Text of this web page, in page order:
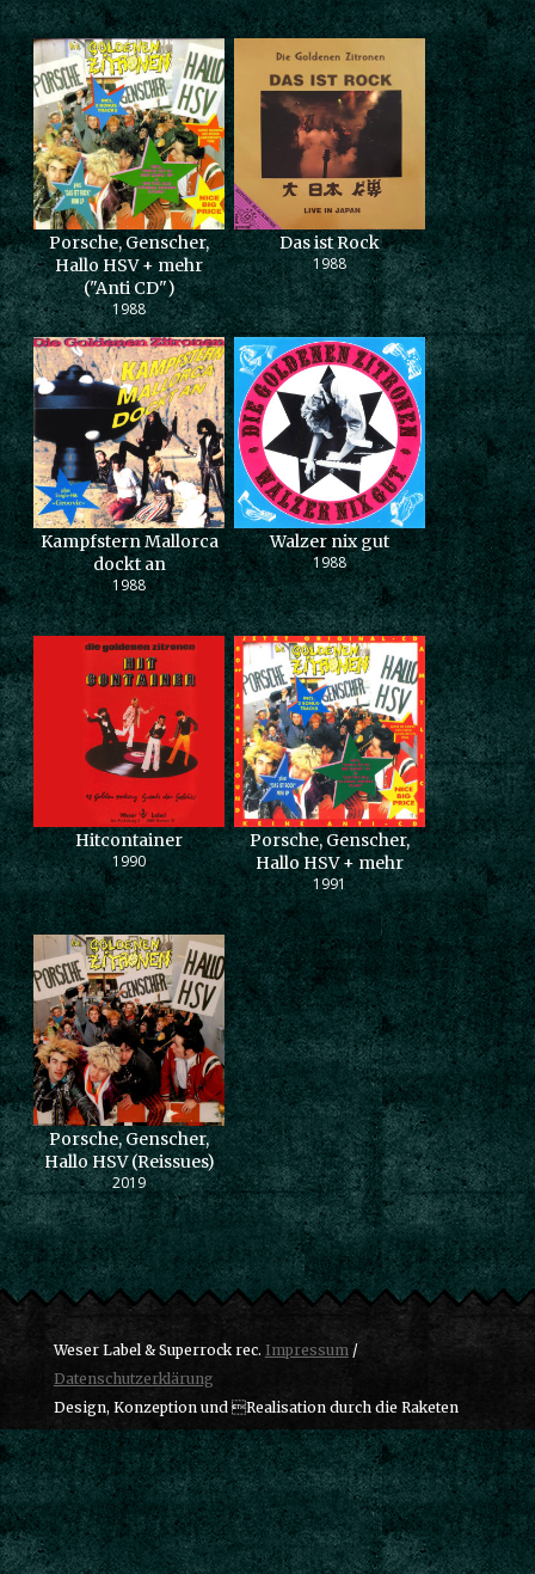
Porsche, Genscher,
Hallo HSV + mehr
("Anti CD")
1988
Das ist Rock
1988
Kampfstern Mallorca
dockt an
1988
Walzer nix gut
1988
Hitcontainer
1990
Porsche, Genscher,
Hallo HSV + mehr
1991
Porsche, Genscher,
Hallo HSV (Reissues)
2019
Weser Label & Superrock rec. Impressum/
Datenschutzerklärung
Design, Konzeption und Realisation durch die Raketen